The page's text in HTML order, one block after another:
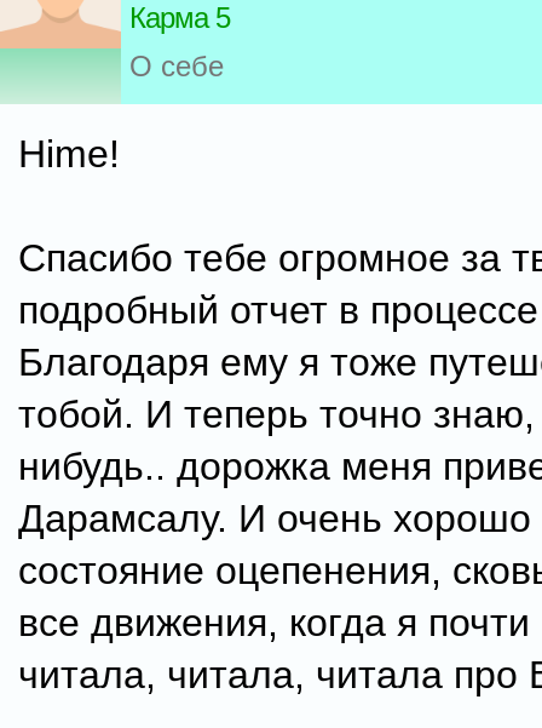
Карма 5
О себе
Hime!
Спасибо тебе огромное за
подробный отчет в
Благодаря ему я тоже
тобой. И теперь точно знаю,
нибудь.. дорожка меня
Дарамсалу. И очень
состояние оцепенения,
все движения, когда я
читала, читала, читала про